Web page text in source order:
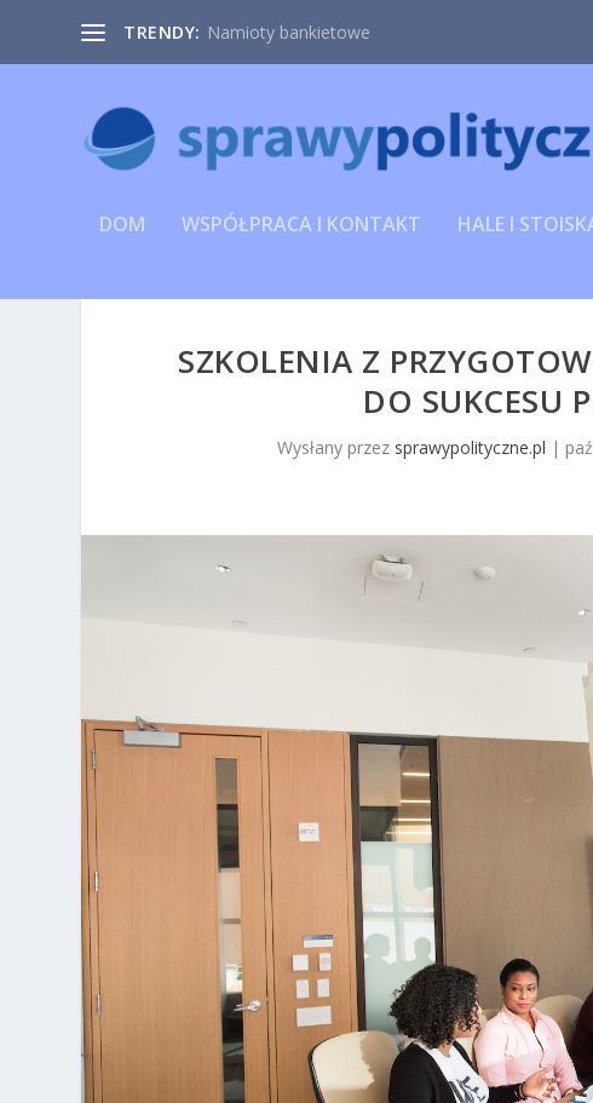
TRENDY: Namioty bankietowe
DOM WSPÓŁPRACA I KONTAKT HALE I
SZKOLENIA Z
DO SUKCESU
Wysłany przez sprawypolityczne.pl |